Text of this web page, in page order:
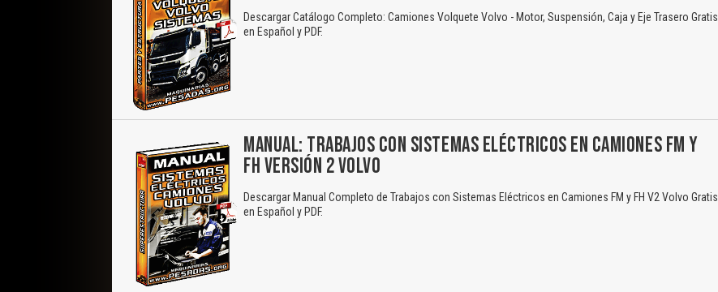
Descargar Catálogo Completo: Camiones Volquete Volvo - Motor, Suspensión, Caja y Eje Trasero Gratis
en Español y PDF.
MANUAL: TRABAJOS CON SISTEMAS ELÉCTRICOS EN CAMIONES FM Y
FH VERSIÓN 2 VOLVO
Descargar Manual Completo de Trabajos con Sistemas Eléctricos en Camiones FM y FH V2 Volvo Gratis
en Español y PDF.
Reportar otro tipo de error...